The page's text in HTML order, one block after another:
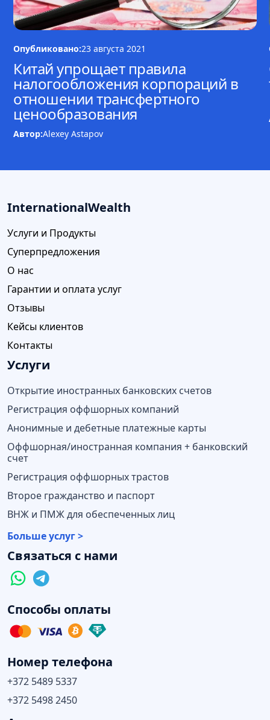
Опубликовано:23 августа 2021
Китай упрощает правила
налогообложения корпораций в
отношении трансфертного
ценообразования
Автор:Alexey Astapov
InternationalWealth
Услуги и Продукты
Суперпредложения
О нас
Гарантии и оплата услуг
Отзывы
Кейсы клиентов
Контакты
Услуги
Открытие иностранных банковских счетов
Регистрация оффшорных компаний
Анонимные и дебетные платежные карты
Оффшорная/иностранная компания + банковский
счет
Регистрация оффшорных трастов
Второе гражданство и паспорт
ВНЖ и ПМЖ для обеспеченных лиц
Больше услуг >
Связаться с нами
Способы оплаты
Номер телефона
+372 5489 5337
+372 5498 2450